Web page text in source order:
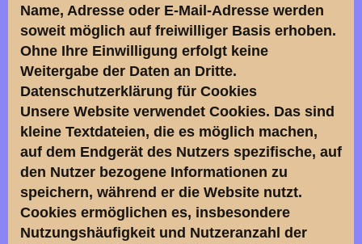
Name, Adresse oder E-Mail-Adresse werden
soweit möglich auf freiwilliger Basis erhoben.
Ohne Ihre Einwilligung erfolgt keine
Weitergabe der Daten an Dritte.
Datenschutzerklärung für Cookies
Unsere Website verwendet Cookies. Das sind
kleine Textdateien, die es möglich machen,
auf dem Endgerät des Nutzers spezifische, auf
den Nutzer bezogene Informationen zu
speichern, während er die Website nutzt.
Cookies ermöglichen es, insbesondere
Nutzungshäufigkeit und Nutzeranzahl der